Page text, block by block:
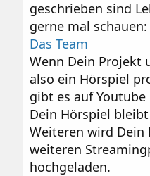
geschrieben sind
gerne mal schauen:
Das Team
Wenn Dein Projekt
also ein Hörspiel
gibt es auf
Dein Hörspiel
Weiteren wird Dein
weiteren
hochgeladen.